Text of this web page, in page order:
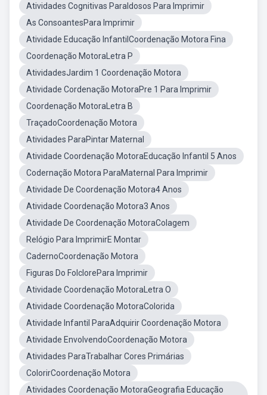
Atividades Cognitivas ParaIdosos Para Imprimir
As ConsoantesPara Imprimir
Atividade Educação InfantilCoordenação Motora Fina
Coordenação MotoraLetra P
AtividadesJardim 1 Coordenação Motora
Atividade Cordenação MotoraPre 1 Para Imprimir
Coordenação MotoraLetra B
TraçadoCoordenação Motora
Atividades ParaPintar Maternal
Atividade Coordenação MotoraEducação Infantil 5 Anos
Codernação Motora ParaMaternal Para Imprimir
Atividade De Coordenação Motora4 Anos
Atividade Coordenação Motora3 Anos
Atividade De Coordenação MotoraColagem
Relógio Para ImprimirE Montar
CadernoCoordenação Motora
Figuras Do FolclorePara Imprimir
Atividade Coordenação MotoraLetra O
Atividade Coordenação MotoraColorida
Atividade Infantil ParaAdquirir Coordenação Motora
Atividade EnvolvendoCoordenação Motora
Atividades ParaTrabalhar Cores Primárias
ColorirCoordenação Motora
Atividades Coordenação MotoraGeografia Educação